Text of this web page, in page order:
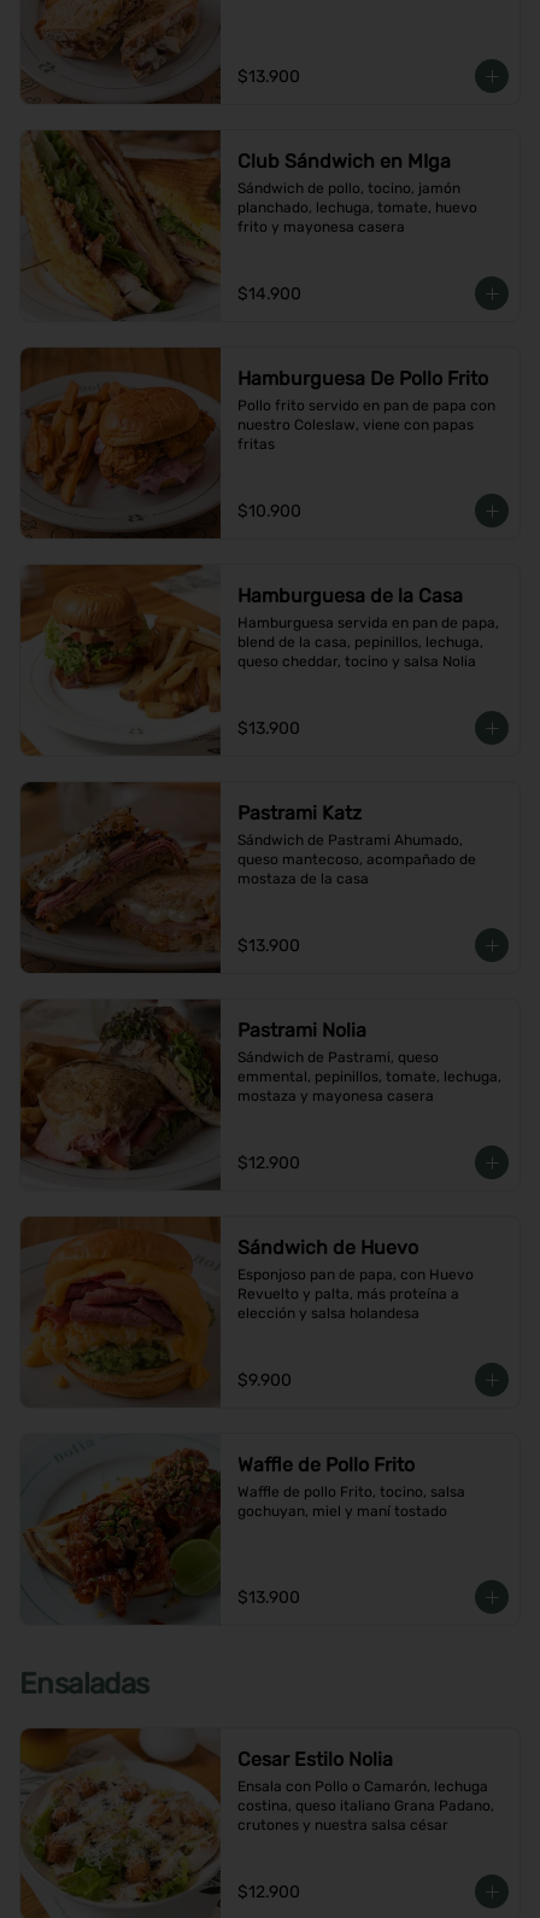
$13.900
Club Sándwich en MIga
Sándwich de pollo, tocino, jamón
planchado, lechuga, tomate, huevo
frito y mayonesa casera
$14.900
Hamburguesa De Pollo Frito
Pollo frito servido en pan de papa con
nuestro Coleslaw, viene con papas
fritas
$10.900
Hamburguesa de la Casa
Hamburguesa servida en pan de papa,
blend de la casa, pepinillos, lechuga,
queso cheddar, tocino y salsa Nolia
$13.900
Pastrami Katz
Sándwich de Pastrami Ahumado,
queso mantecoso, acompañado de
mostaza de la casa
$13.900
Pastrami Nolia
Sándwich de Pastrami, queso
emmental, pepinillos, tomate, lechuga,
mostaza y mayonesa casera
$12.900
Sándwich de Huevo
Esponjoso pan de papa, con Huevo
Revuelto y palta, más proteína a
elección y salsa holandesa
$9.900
Waffle de Pollo Frito
Waffle de pollo Frito, tocino, salsa
gochuyan, miel y maní tostado
$13.900
Ensaladas
Cesar Estilo Nolia
Ensala con Pollo o Camarón, lechuga
costina, queso italiano Grana Padano,
crutones y nuestra salsa césar
$12.900